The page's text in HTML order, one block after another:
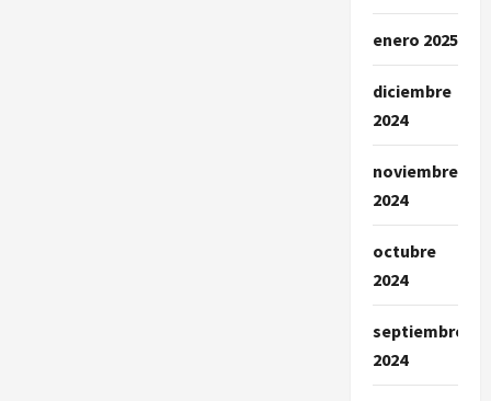
enero 2025
diciembre
2024
noviembre
2024
octubre
2024
septiembre
2024